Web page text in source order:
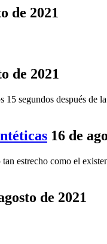
de 2021
de 2021
15 segundos después de
16 de
estrecho como el
de 2021